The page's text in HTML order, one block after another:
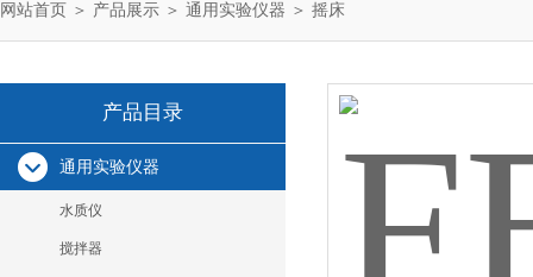
网站首页 ＞ 产品展示 ＞ 通用实验仪器 ＞ 摇床
产品目录
通用实验仪器
水质仪
搅拌器